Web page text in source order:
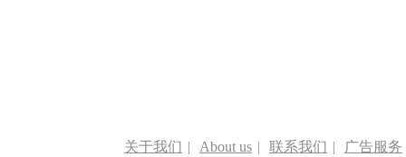
关于我们 | About us | 联系我们 | 广告服务